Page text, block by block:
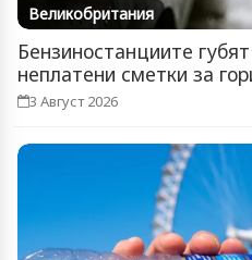
Великобритания
Бензиностанциите
неплатени сметки за
3 Август 2026